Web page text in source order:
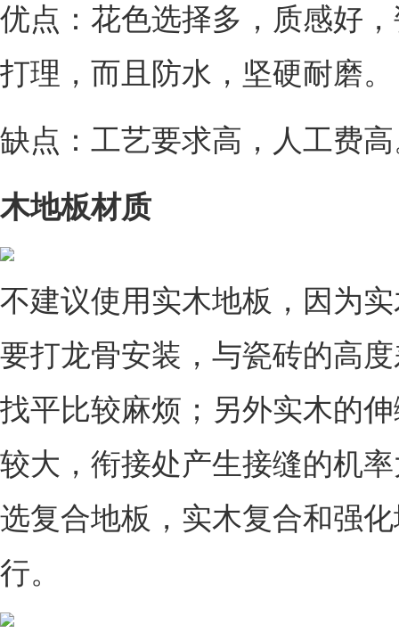
优点：花色选择多，质感好
打理，而且防水，坚硬耐磨。
缺点：工艺要求高，人工费
木地板材质
不建议使用实木地板，因为
要打龙骨安装，与瓷砖的高
找平比较麻烦；另外实木的
较大，衔接处产生接缝的机
选复合地板，实木复合和强
行。